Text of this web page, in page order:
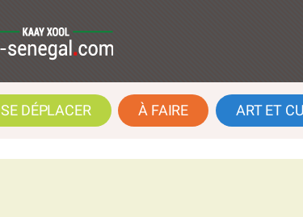
SE DÉPLACER À FAIRE ART ET